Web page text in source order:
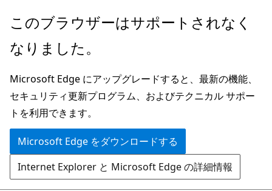
メ
ン
ン
テ
ン
ツ
に
ス
キ
このブラウザーはサポートされなく
なりました。
Microsoft Edge にアップグレードすると、最新の機能、
セキュリティ更新プログラム、およびテクニカル サポー
トを利用できます。
Microsoft Edge をダウンロードする
Internet Explorer と Microsoft Edge の詳細情報